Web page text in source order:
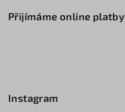
Přijímáme online platby
Instagram